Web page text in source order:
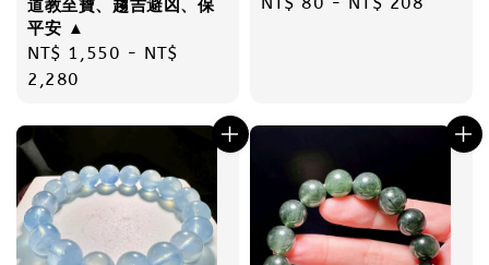
道教至寶、趨吉避凶、保
平安 ▲
Regular
price
NT$ 1,550 - NT$
2,280